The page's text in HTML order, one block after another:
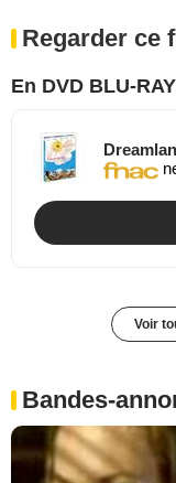
Regarder ce
En DVD BLU-RAY
Voir
Bandes-